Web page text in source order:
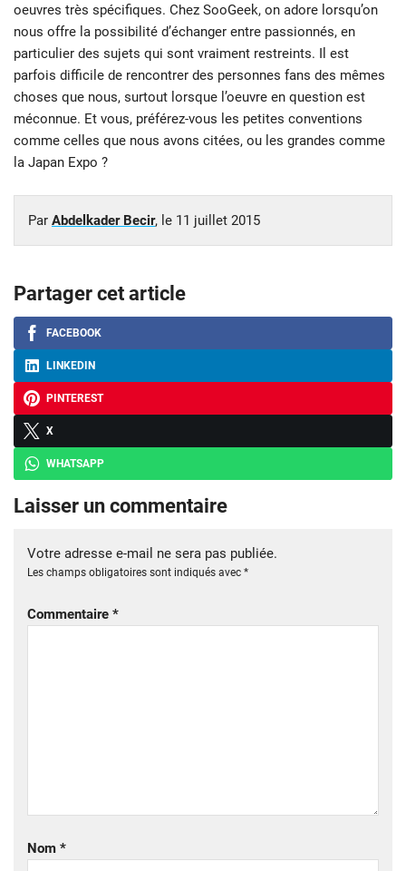
oeuvres très spécifiques. Chez SooGeek, on adore lorsqu’on
nous offre la possibilité d’échanger entre passionnés, en
particulier des sujets qui sont vraiment restreints. Il est
parfois difficile de rencontrer des personnes fans des mêmes
choses que nous, surtout lorsque l’oeuvre en question est
méconnue. Et vous, préférez-vous les petites conventions
comme celles que nous avons citées, ou les grandes comme
la Japan Expo ?
Par Abdelkader Becir, le 11 juillet 2015
Partager cet article
FACEBOOK
LINKEDIN
PINTEREST
X
WHATSAPP
Laisser un commentaire
Votre adresse e-mail ne sera pas publiée.
Les champs obligatoires sont indiqués avec *
Commentaire *
Nom *